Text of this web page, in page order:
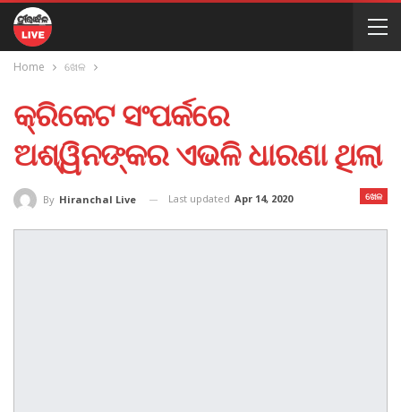
Home ଖେଳ
କ୍ରିକେଟ ସଂପର୍କରେ
ଅଶ୍ୱିନଙ୍କର ଏଭଳି ଧାରଣା ଥିଲା
ଖେଳ
By Hiranchal Live Last updated Apr 14, 2020